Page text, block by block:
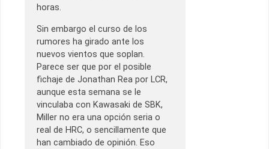
horas.
Sin embargo el curso de los
rumores ha girado ante los
nuevos vientos que soplan.
Parece ser que por el posible
fichaje de Jonathan Rea por LCR,
aunque esta semana se le
vinculaba con Kawasaki de SBK,
Miller no era una opción seria o
real de HRC, o sencillamente que
han cambiado de opinión. Eso